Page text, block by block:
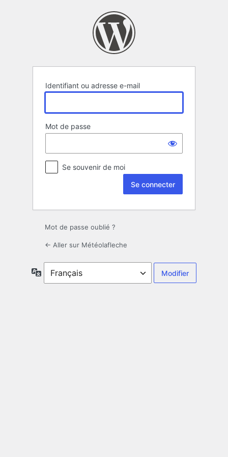
Identifiant ou adresse e-mail
Mot de passe
Se souvenir de moi
Mot de passe oublié ?
← Aller sur Météolafleche
Langue